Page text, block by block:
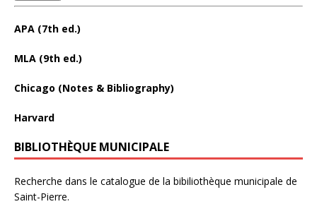
APA (7th ed.)
MLA (9th ed.)
Chicago (Notes & Bibliography)
Harvard
BIBLIOTHÈQUE MUNICIPALE
Recherche dans le catalogue de la bibiliothèque municipale de
Saint-Pierre.